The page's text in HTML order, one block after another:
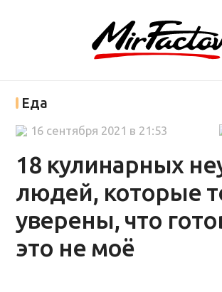
Еда
18 кулинарных
людей, которые
уверены, что
это не моё
16 сентября 2021 в 21:53